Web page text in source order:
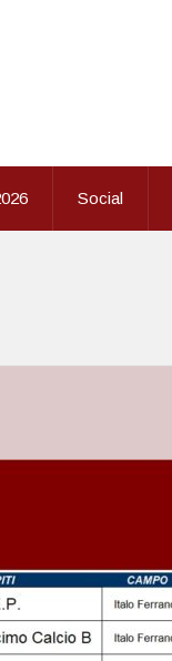
Social